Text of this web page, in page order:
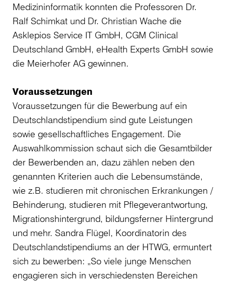
Medizininformatik konnten die Professoren Dr.
Ralf Schimkat und Dr. Christian Wache die
Asklepios Service IT GmbH, CGM Clinical
Deutschland GmbH, eHealth Experts GmbH sowie
die Meierhofer AG gewinnen.
Voraussetzungen
Voraussetzungen für die Bewerbung auf ein
Deutschlandstipendium sind gute Leistungen
sowie gesellschaftliches Engagement. Die
Auswahlkommission schaut sich die Gesamtbilder
der Bewerbenden an, dazu zählen neben den
genannten Kriterien auch die Lebensumstände,
wie z.B. studieren mit chronischen Erkrankungen /
Behinderung, studieren mit Pflegeverantwortung,
Migrationshintergrund, bildungsferner Hintergrund
und mehr. Sandra Flügel, Koordinatorin des
Deutschlandstipendiums an der HTWG, ermuntert
sich zu bewerben: „So viele junge Menschen
engagieren sich in verschiedensten Bereichen